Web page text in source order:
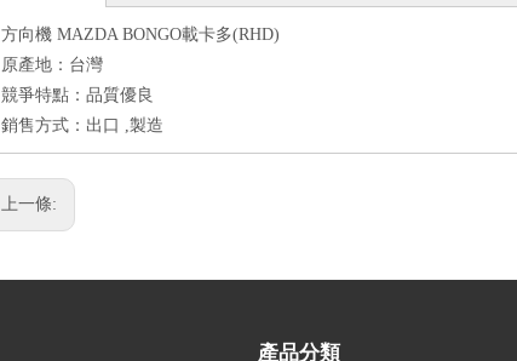
方向機 MAZDA BONGO載卡多(RHD)
原產地：台灣
競爭特點：品質優良
銷售方式：出口 ,製造
上一條:
產品分類